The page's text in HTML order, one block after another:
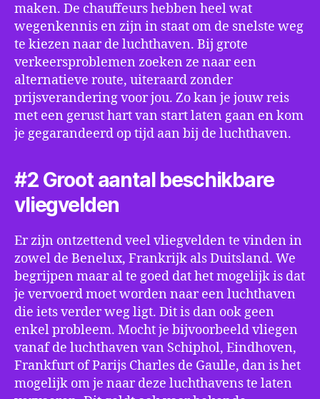
maken. De chauffeurs hebben heel wat
wegenkennis en zijn in staat om de snelste weg
te kiezen naar de luchthaven. Bij grote
verkeersproblemen zoeken ze naar een
alternatieve route, uiteraard zonder
prijsverandering voor jou. Zo kan je jouw reis
met een gerust hart van start laten gaan en kom
je gegarandeerd op tijd aan bij de luchthaven.
#2 Groot aantal beschikbare
vliegvelden
Er zijn ontzettend veel vliegvelden te vinden in
zowel de Benelux, Frankrijk als Duitsland. We
begrijpen maar al te goed dat het mogelijk is dat
je vervoerd moet worden naar een luchthaven
die iets verder weg ligt. Dit is dan ook geen
enkel probleem. Mocht je bijvoorbeeld vliegen
vanaf de luchthaven van Schiphol, Eindhoven,
Frankfurt of Parijs Charles de Gaulle, dan is het
mogelijk om je naar deze luchthavens te laten